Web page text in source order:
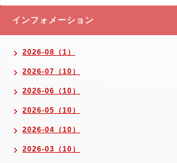
インフォメーション
2026-08（1）
2026-07（10）
2026-06（10）
2026-05（10）
2026-04（10）
2026-03（10）